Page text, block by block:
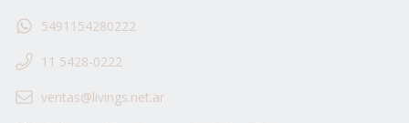
5491154280222
11 5428-0222
ventas@livings.net.ar